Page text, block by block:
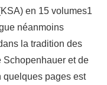
en 15 volumes1
néanmoins
la tradition des
Schopenhauer et de
quelques pages est